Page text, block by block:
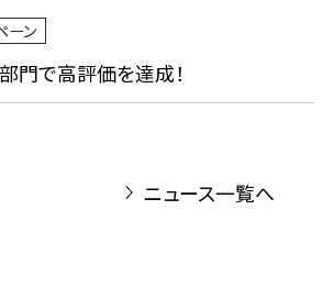
門で高評価を達成！
ーン
ニュース一覧へ